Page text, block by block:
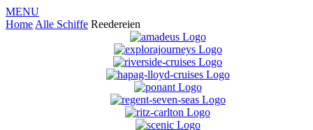
MENU
Home Alle Schiffe Reedereien